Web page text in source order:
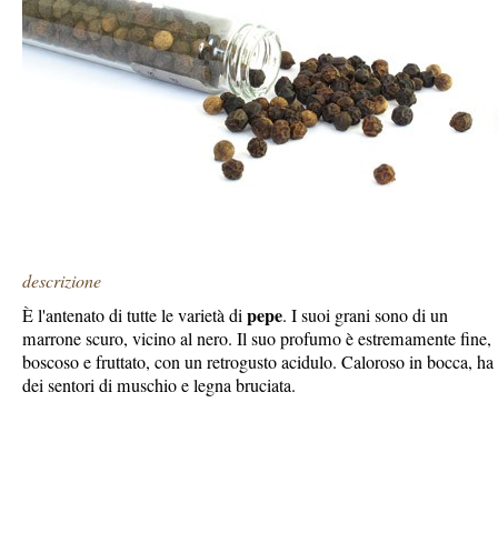
descrizione
È l'antenato di tutte le varietà dipepe. I suoi grani sono di un
marrone scuro, vicino al nero. Il suo profumo è estremamente fine,
boscoso e fruttato, con un retrogusto acidulo. Caloroso in bocca, ha
dei sentori di muschio e legna bruciata.